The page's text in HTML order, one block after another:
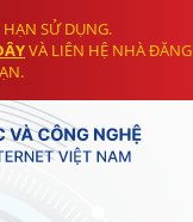
HẠN SỬ DỤNG.
VÀ LIÊN HỆ NHÀ ĐĂNG